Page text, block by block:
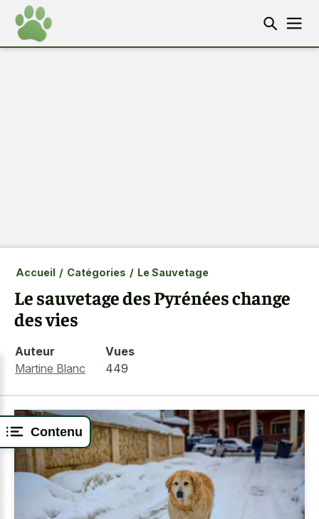
Contenu
Accueil / Catégories / Le Sauvetage
Le sauvetage des Pyrénées change
des vies
Auteur
Martine Blanc
Vues
449